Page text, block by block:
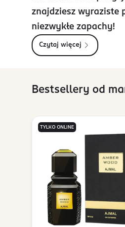
znajdziesz wyraziste
niezwykłe zapachy!
Czytaj więcej
Bestsellery od
TYLKO ONLINE